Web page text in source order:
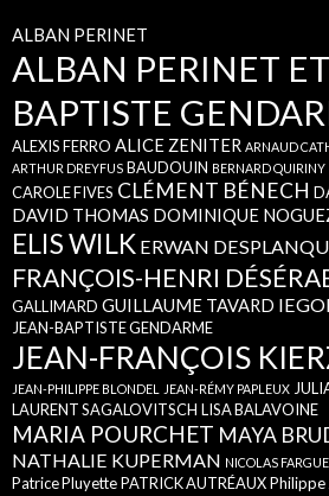
ALBAN PERINET
ALBAN PERINET
BAPTISTE
ALEXIS FERRO ALICE ZENITER ARNAUD
ARTHUR DREYFUS BAUDOUIN BERNARD QUIRINY
CAROLE FIVES CLÉMENT BÉNECH
DAVID THOMAS DOMINIQUE
ELIS WILK ERWAN
FRANÇOIS-HENRI
GALLIMARD GUILLAUME TAVARD
JEAN-BAPTISTE GENDARME
JEAN-FRANÇOIS
JEAN-PHILIPPE BLONDEL JEAN-RÉMY PAPLEUX
LAURENT SAGALOVITSCH LISA BALAVOINE
MARIA POURCHET MAYA
NATHALIE KUPERMAN NICOLAS
Patrice PluyettePATRICK AUTRÉAUXPhilippe